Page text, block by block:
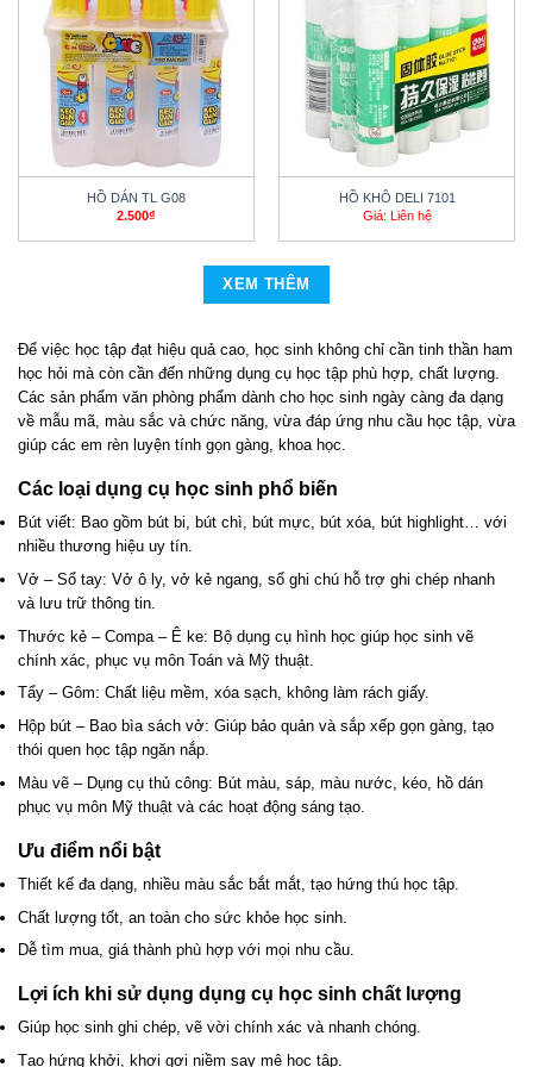
HỒ DÁN TL G08
2.500₫
HỒ KHÔ DELI 7101
Giá: Liên hệ
XEM THÊM
Để việc học tập đạt hiệu quả cao, học sinh không chỉ cần tinh thần ham
học hỏi mà còn cần đến những dụng cụ học tập phù hợp, chất lượng.
Các sản phẩm văn phòng phẩm dành cho học sinh ngày càng đa dạng
về mẫu mã, màu sắc và chức năng, vừa đáp ứng nhu cầu học tập, vừa
giúp các em rèn luyện tính gọn gàng, khoa học.
Các loại dụng cụ học sinh phổ biến
Bút viết: Bao gồm bút bi, bút chì, bút mực, bút xóa, bút highlight… với
nhiều thương hiệu uy tín.
Vở – Sổ tay: Vở ô ly, vở kẻ ngang, sổ ghi chú hỗ trợ ghi chép nhanh
và lưu trữ thông tin.
Thước kẻ – Compa – Ê ke: Bộ dụng cụ hình học giúp học sinh vẽ
chính xác, phục vụ môn Toán và Mỹ thuật.
Tẩy – Gôm: Chất liệu mềm, xóa sạch, không làm rách giấy.
Hộp bút – Bao bìa sách vở: Giúp bảo quản và sắp xếp gọn gàng, tạo
thói quen học tập ngăn nắp.
Màu vẽ – Dụng cụ thủ công: Bút màu, sáp, màu nước, kéo, hồ dán
phục vụ môn Mỹ thuật và các hoạt động sáng tạo.
Ưu điểm nổi bật
Thiết kế đa dạng, nhiều màu sắc bắt mắt, tạo hứng thú học tập.
Chất lượng tốt, an toàn cho sức khỏe học sinh.
Dễ tìm mua, giá thành phù hợp với mọi nhu cầu.
Lợi ích khi sử dụng dụng cụ học sinh chất lượng
Giúp học sinh ghi chép, vẽ vời chính xác và nhanh chóng.
Tạo hứng khởi, khơi gợi niềm say mê học tập.